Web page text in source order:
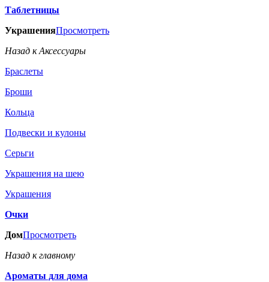
Таблетницы
УкрашенияПросмотреть
Назад к Аксессуары
Браслеты
Броши
Кольца
Подвески и кулоны
Серьги
Украшения на шею
Украшения
Очки
ДомПросмотреть
Назад к главному
Ароматы для дома